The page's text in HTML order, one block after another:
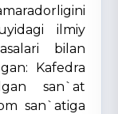
ilmiy
bilan
Kafedra
san`at
san`atiga